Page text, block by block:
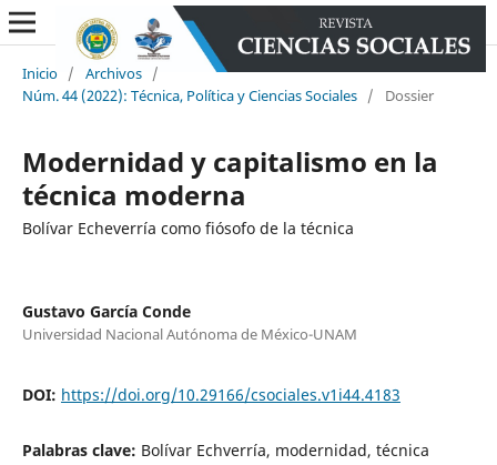
Inicio / Archivos /
Núm. 44 (2022): Técnica, Política y Ciencias Sociales / Dossier
Modernidad y capitalismo en la
técnica moderna
Bolívar Echeverría como fiósofo de la técnica
Gustavo García Conde
Universidad Nacional Autónoma de México-UNAM
DOI: https://doi.org/10.29166/csociales.v1i44.4183
Palabras clave: Bolívar Echverría, modernidad, técnica